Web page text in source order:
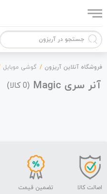
لوازم جانبی
فروشگاه آنلاین آریزون گوشی موبایل
آنر سری Magic (
0کالا)
اصالت کالا تضمین قیمت